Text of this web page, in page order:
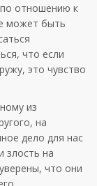
отношению к
может быть
что если
это чувство
из
на
дело для нас
злость на
что они